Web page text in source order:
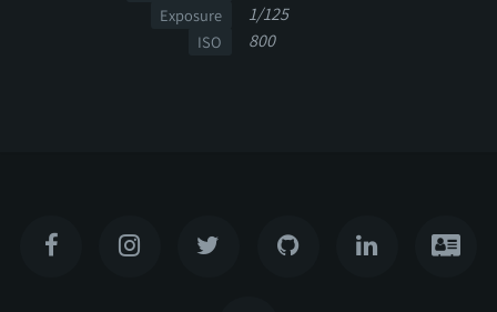
Exposure 1/125
ISO 800